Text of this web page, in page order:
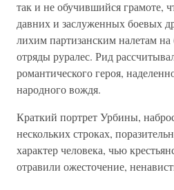
так и не обучившийся грамоте,
давних и заслуженных боевых
лихим партизанским налетам
отряды руралес. Рид
романтического героя,
народного вождя.
Краткий портрет Урбины,
нескольких строках,
характер человека, чью
отравили ожесточение,